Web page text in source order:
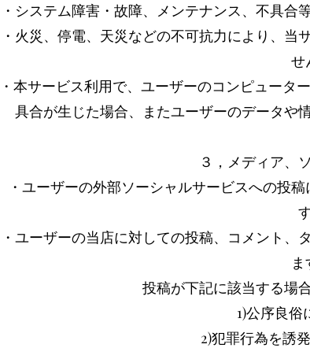
・システム障害・故障、メンテナンス、不具合
・火災、停電、天災などの不可抗力により、当
せ
・本サービス利用で、ユーザーのコンピュータ
具合が生じた場合、またユーザーのデータや
３，メディア、
・ユーザーの外部ソーシャルサービスへの投
・ユーザーの当店に対しての投稿、コメント、
ま
投稿が下記に該当する場
1)公序良俗
2)犯罪行為を誘